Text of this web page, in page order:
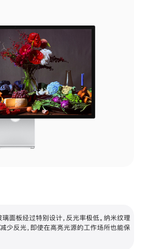
面板经过特别设计，反光率极低。纳米纹理
少反光，即使在高亮光源的工作场所也能保